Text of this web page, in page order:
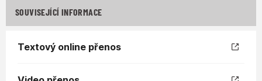
SOUVISEJÍCÍ INFORMACE
Textový online přenos